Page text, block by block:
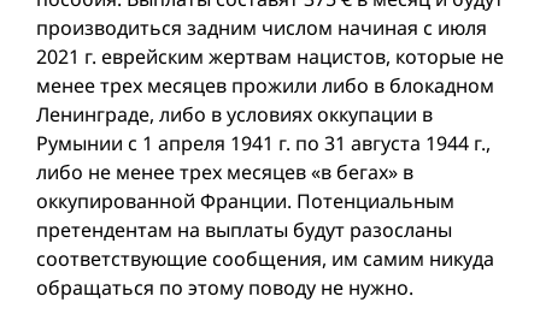
производиться задним числом начиная с июля
2021 г. еврейским жертвам нацистов, которые не
менее трех месяцев прожили либо в блокадном
Ленинграде, либо в условиях оккупации в
Румынии с 1 апреля 1941 г. по 31 августа 1944 г.,
либо не менее трех месяцев «в бегах» в
оккупированной Франции. Потенциальным
претендентам на выплаты будут разосланы
соответствующие сообщения, им самим никуда
обращаться по этому поводу не нужно.